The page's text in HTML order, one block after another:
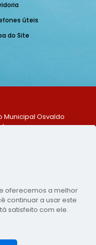
úteis
do Site
Municipal Osvaldo
CEP: 553370-128
1569
de Comunicação da
do Una - PE
Digital
oferecemos a melhor
continuar a usar este
satisfeito com ele.